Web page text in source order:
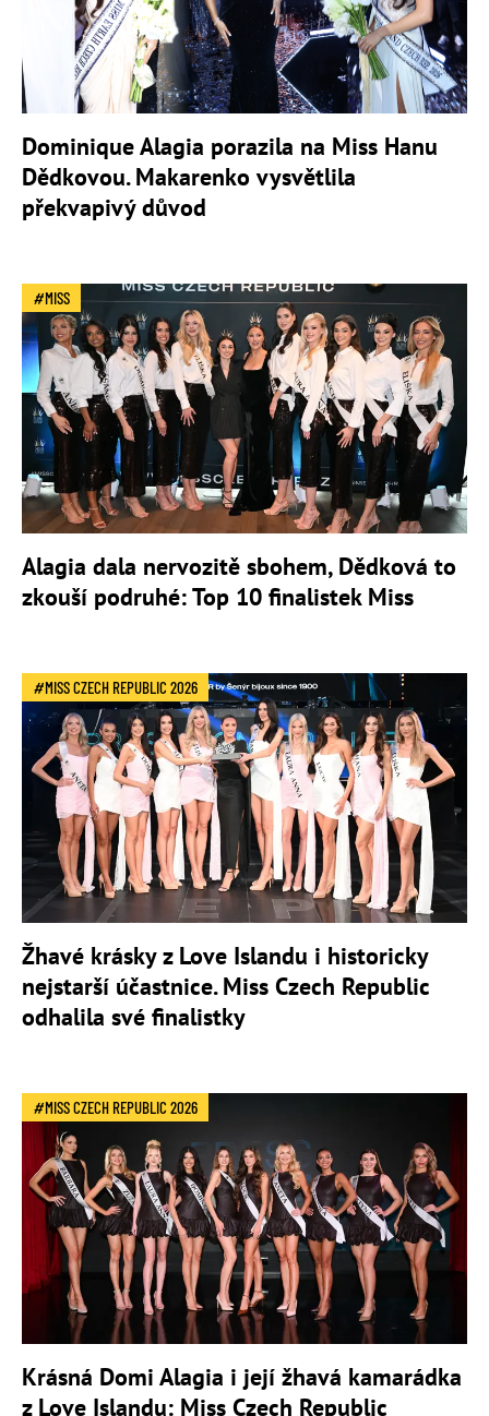
Dominique Alagia porazila na Miss Hanu
Dědkovou. Makarenko vysvětlila
překvapivý důvod
MISS
Alagia dala nervozitě sbohem, Dědková to
zkouší podruhé: Top 10 finalistek Miss
MISS CZECH REPUBLIC 2026
Žhavé krásky z Love Islandu i historicky
nejstarší účastnice. Miss Czech Republic
odhalila své finalistky
MISS CZECH REPUBLIC 2026
Krásná Domi Alagia i její žhavá kamarádka
z Love Islandu: Miss Czech Republic